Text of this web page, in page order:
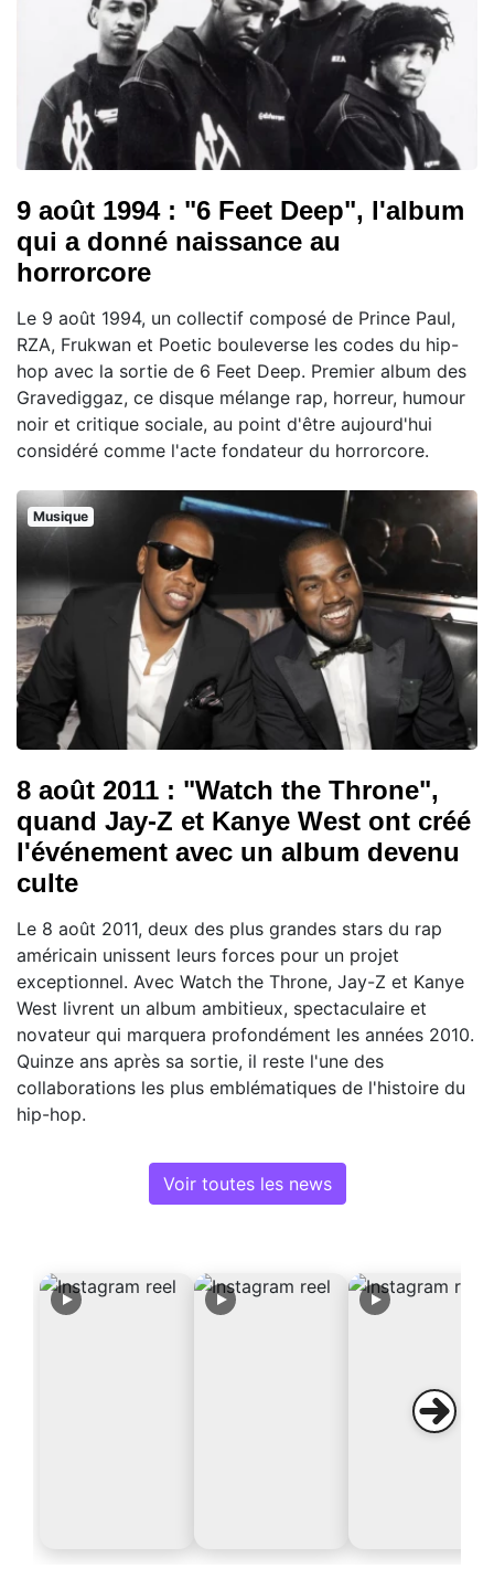
9 août 1994 : "6 Feet Deep", l'album
qui a donné naissance au
horrorcore
Le 9 août 1994, un collectif composé de Prince Paul,
RZA, Frukwan et Poetic bouleverse les codes du hip-
hop avec la sortie de 6 Feet Deep. Premier album des
Gravediggaz, ce disque mélange rap, horreur, humour
noir et critique sociale, au point d'être aujourd'hui
considéré comme l'acte fondateur du horrorcore.
Musique
8 août 2011 : "Watch the Throne",
quand Jay-Z et Kanye West ont créé
l'événement avec un album devenu
culte
Le 8 août 2011, deux des plus grandes stars du rap
américain unissent leurs forces pour un projet
exceptionnel. Avec Watch the Throne, Jay-Z et Kanye
West livrent un album ambitieux, spectaculaire et
novateur qui marquera profondément les années 2010.
Quinze ans après sa sortie, il reste l'une des
collaborations les plus emblématiques de l'histoire du
hip-hop.
Voir toutes les news